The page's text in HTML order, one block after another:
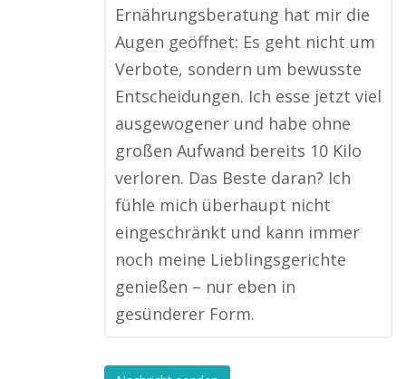
Ernährungsberatung hat mir die
Augen geöffnet: Es geht nicht um
Verbote, sondern um bewusste
Entscheidungen. Ich esse jetzt viel
ausgewogener und habe ohne
großen Aufwand bereits 10 Kilo
verloren. Das Beste daran? Ich
fühle mich überhaupt nicht
eingeschränkt und kann immer
noch meine Lieblingsgerichte
genießen – nur eben in
gesünderer Form.